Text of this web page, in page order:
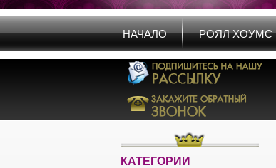
НАЧАЛО РОЯЛ ХОУМС
КАТЕГОРИИ